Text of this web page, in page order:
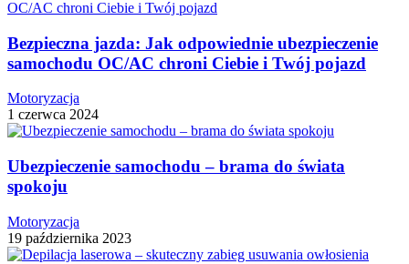
Bezpieczna jazda: Jak odpowiednie ubezpieczenie
samochodu OC/AC chroni Ciebie i Twój pojazd
Motoryzacja
1 czerwca 2024
Ubezpieczenie samochodu – brama do świata
spokoju
Motoryzacja
19 października 2023